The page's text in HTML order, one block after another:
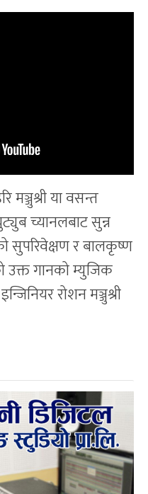
मञ्जुश्री या वसन्त
च्यानलबाट सुन्न
सुपरिवेक्षण र बालकृष्ण
उक्त गानको म्युजिक
रोशन मञ्जुश्री